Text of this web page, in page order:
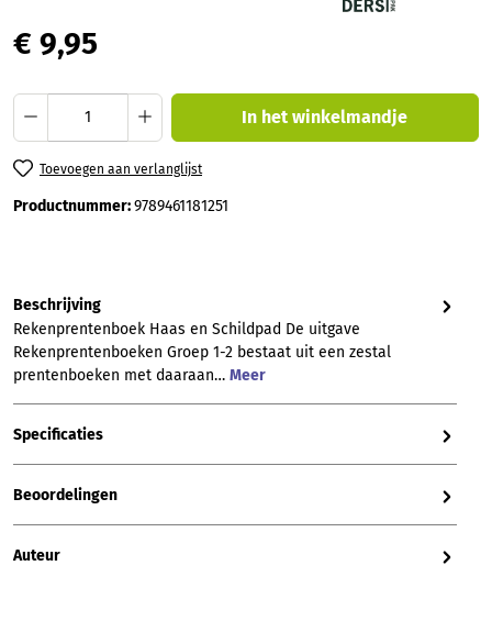
€ 9,95
Producthoeveelheid: Voer de gewenste
In het winkelmandje
Toevoegen aan verlanglijst
Productnummer:9789461181251
Beschrijving
Rekenprentenboek Haas en Schildpad De uitgave
Rekenprentenboeken Groep 1-2 bestaat uit een zestal
prentenboeken met daaraan… Meer
Specificaties
Beoordelingen
Auteur